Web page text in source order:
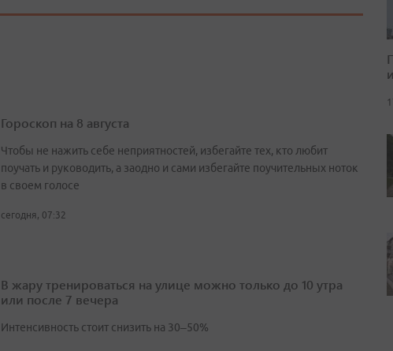
Гороскоп на 8 августа
Чтобы не нажить себе неприятностей, избегайте тех, кто любит
поучать и руководить, а заодно и сами избегайте поучительных ноток
в своем голосе
сегодня, 07:32
В жару тренироваться на улице можно только до 10 утра
или после 7 вечера
Интенсивность стоит снизить на 30–50%